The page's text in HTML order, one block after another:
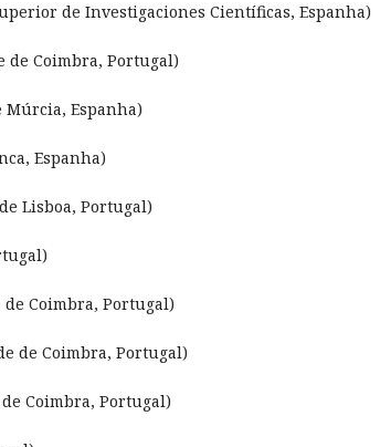
de Investigaciones Científicas, Espanha)
de Coimbra, Portugal)
Múrcia, Espanha)
Espanha)
Lisboa, Portugal)
Coimbra, Portugal)
de Coimbra, Portugal)
Coimbra, Portugal)